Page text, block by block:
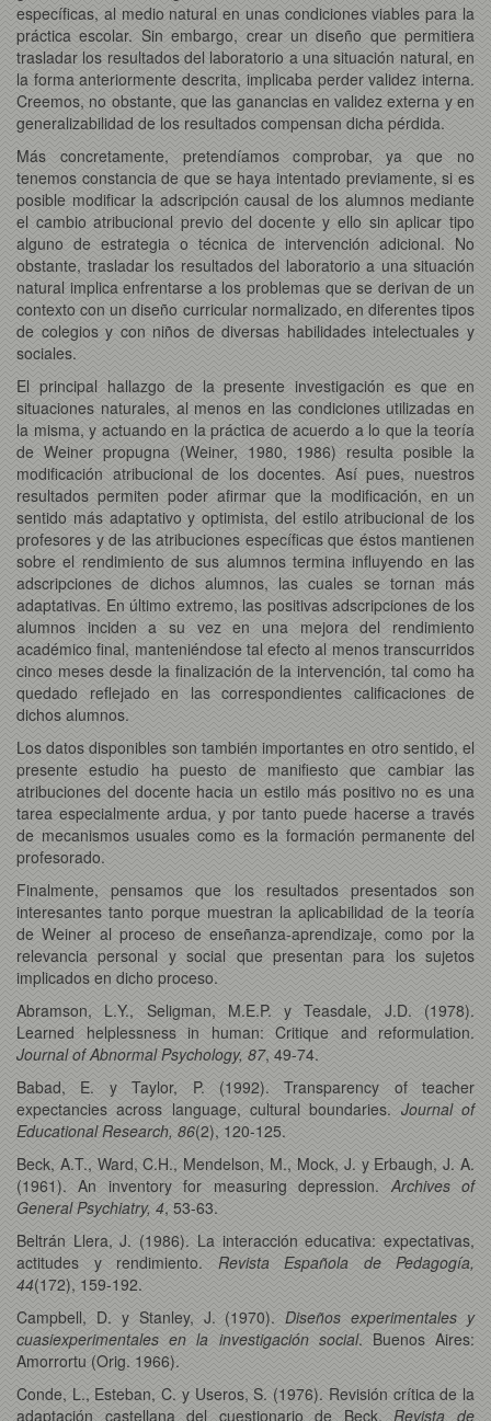
específicas, al medio natural en unas condiciones viables para la
práctica escolar. Sin embargo, crear un diseño que permitiera
trasladar los resultados del laboratorio a una situación natural, en
la forma anteriormente descrita, implicaba perder validez interna.
Creemos, no obstante, que las ganancias en validez externa y en
generalizabilidad de los resultados compensan dicha pérdida.
Más concretamente, pretendíamos comprobar, ya que no
tenemos constancia de que se haya intentado previamente, si es
posible modificar la adscripción causal de los alumnos mediante
el cambio atribucional previo del docente y ello sin aplicar tipo
alguno de estrategia o técnica de intervención adicional. No
obstante, trasladar los resultados del laboratorio a una situación
natural implica enfrentarse a los problemas que se derivan de un
contexto con un diseño curricular normalizado, en diferentes tipos
de colegios y con niños de diversas habilidades intelectuales y
sociales.
El principal hallazgo de la presente investigación es que en
situaciones naturales, al menos en las condiciones utilizadas en
la misma, y actuando en la práctica de acuerdo a lo que la teoría
de Weiner propugna (Weiner, 1980, 1986) resulta posible la
modificación atribucional de los docentes. Así pues, nuestros
resultados permiten poder afirmar que la modificación, en un
sentido más adaptativo y optimista, del estilo atribucional de los
profesores y de las atribuciones específicas que éstos mantienen
sobre el rendimiento de sus alumnos termina influyendo en las
adscripciones de dichos alumnos, las cuales se tornan más
adaptativas. En último extremo, las positivas adscripciones de los
alumnos inciden a su vez en una mejora del rendimiento
académico final, manteniéndose tal efecto al menos transcurridos
cinco meses desde la finalización de la intervención, tal como ha
quedado reflejado en las correspondientes calificaciones de
dichos alumnos.
Los datos disponibles son también importantes en otro sentido, el
presente estudio ha puesto de manifiesto que cambiar las
atribuciones del docente hacia un estilo más positivo no es una
tarea especialmente ardua, y por tanto puede hacerse a través
de mecanismos usuales como es la formación permanente del
profesorado.
Finalmente, pensamos que los resultados presentados son
interesantes tanto porque muestran la aplicabilidad de la teoría
de Weiner al proceso de enseñanza-aprendizaje, como por la
relevancia personal y social que presentan para los sujetos
implicados en dicho proceso.
Abramson, L.Y., Seligman, M.E.P. y Teasdale, J.D. (1978).
Learned helplessness in human: Critique and reformulation.
Journal of Abnormal Psychology, 87, 49-74.
Babad, E. y Taylor, P. (1992). Transparency of teacher
expectancies across language, cultural boundaries. Journal of
Educational Research, 86(2), 120-125.
Beck, A.T., Ward, C.H., Mendelson, M., Mock, J. y Erbaugh, J. A.
(1961). An inventory for measuring depression. Archives of
General Psychiatry, 4, 53-63.
Beltrán Llera, J. (1986). La interacción educativa: expectativas,
actitudes y rendimiento. Revista Española de Pedagogía,
44(172), 159-192.
Campbell, D. y Stanley, J. (1970). Diseños experimentales y
cuasiexperimentales en la investigación social. Buenos Aires:
Amorrortu (Orig. 1966).
Conde, L., Esteban, C. y Useros, S. (1976). Revisión crítica de la
adaptación castellana del cuestionario de Beck. Revista de